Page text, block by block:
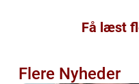
Få læst
Flere Nyheder